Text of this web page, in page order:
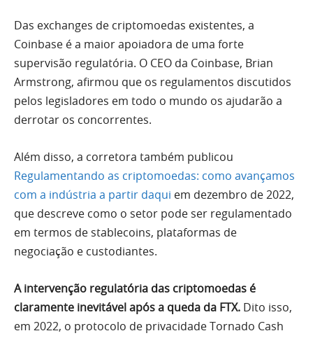
Das exchanges de criptomoedas existentes, a
Coinbase é a maior apoiadora de uma forte
supervisão regulatória. O CEO da Coinbase, Brian
Armstrong, afirmou que os regulamentos discutidos
pelos legisladores em todo o mundo os ajudarão a
derrotar os concorrentes.
Além disso, a corretora também publicou
Regulamentando as criptomoedas: como avançamos
com a indústria a partir daqui em dezembro de 2022,
que descreve como o setor pode ser regulamentado
em termos de stablecoins, plataformas de
negociação e custodiantes.
A intervenção regulatória das criptomoedas é
claramente inevitável após a queda da FTX. Dito isso,
em 2022, o protocolo de privacidade Tornado Cash